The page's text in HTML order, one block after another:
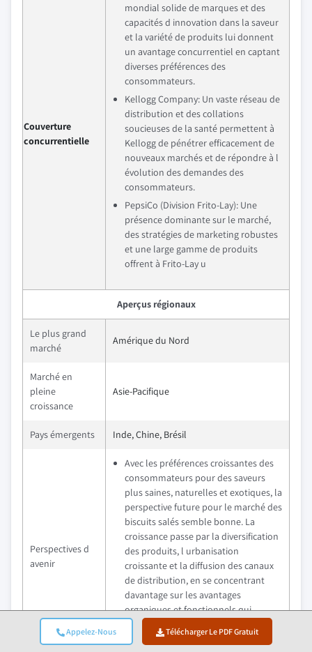
Appelez-Nous Télécharger Le PDF Gratuit
Couverture
concurrentielle
mondial solide de marques et des
capacités d innovation dans la saveur
et la variété de produits lui donnent
un avantage concurrentiel en captant
diverses préférences des
consommateurs.
Kellogg Company: Un vaste réseau de
distribution et des collations
soucieuses de la santé permettent à
Kellogg de pénétrer efficacement de
nouveaux marchés et de répondre à l
évolution des demandes des
consommateurs.
PepsiCo (Division Frito-Lay): Une
présence dominante sur le marché,
des stratégies de marketing robustes
et une large gamme de produits
offrent à Frito-Lay u
Aperçus régionaux
Le plus grand
marché
Amérique du Nord
Marché en
pleine
croissance
Asie-Pacifique
Pays émergents Inde, Chine, Brésil
Perspectives d
avenir
Avec les préférences croissantes des
consommateurs pour des saveurs
plus saines, naturelles et exotiques, la
perspective future pour le marché des
biscuits salés semble bonne. La
croissance passe par la diversification
des produits, l urbanisation
croissante et la diffusion des canaux
de distribution, en se concentrant
davantage sur les avantages
organiques et fonctionnels qui
pourraient attirer l évolution des
préférences des consommateurs.